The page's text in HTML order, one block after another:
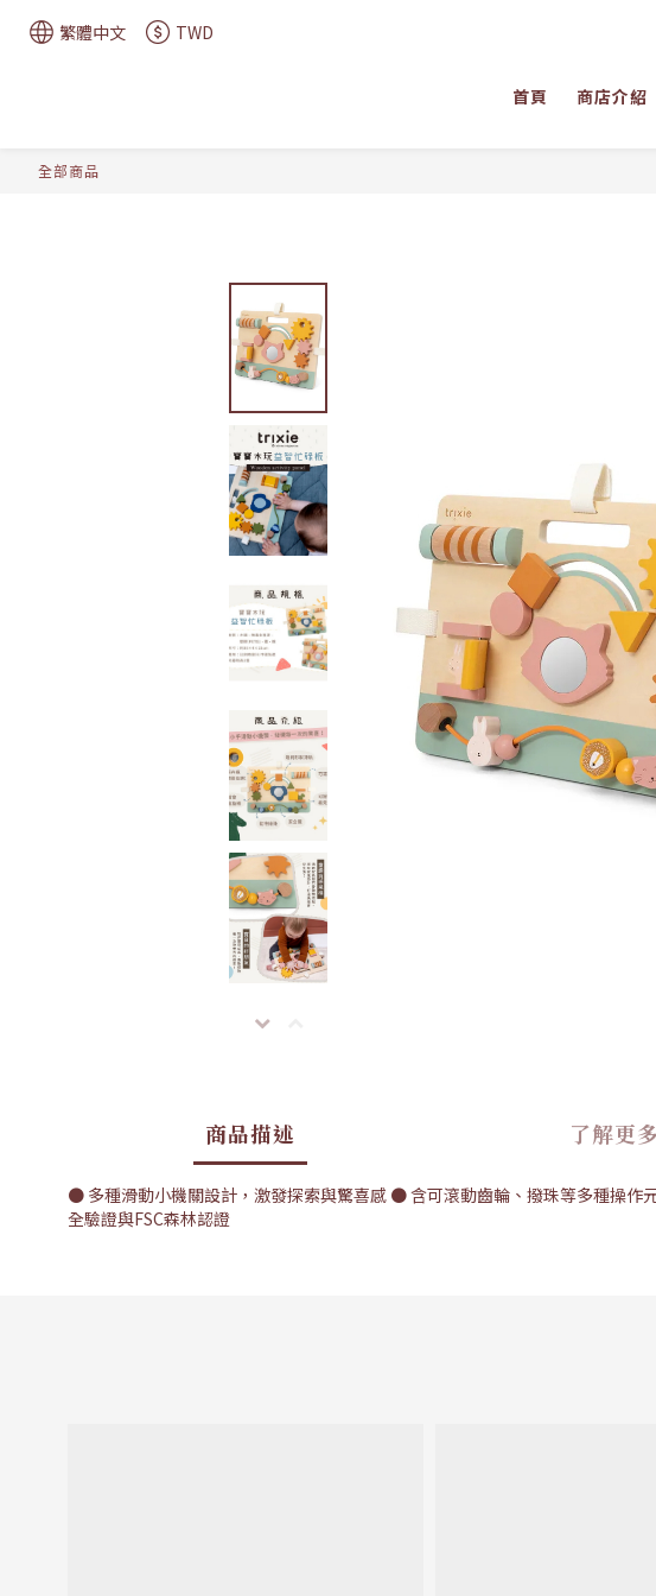
繁體中文 TWD
首頁 商店介紹
全部商品
商品描述 了解更多
● 多種滑動小機關設計，激發探索與驚喜感 ● 含可滾動齒輪、撥珠等多種操
全驗證與FSC森林認證